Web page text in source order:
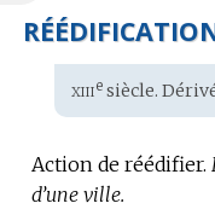
Étymologie
:
xiiiesiècle.
Action de réédifier.
d’une ville.